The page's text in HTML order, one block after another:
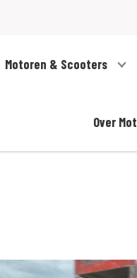
Motoren & Scooters
Over